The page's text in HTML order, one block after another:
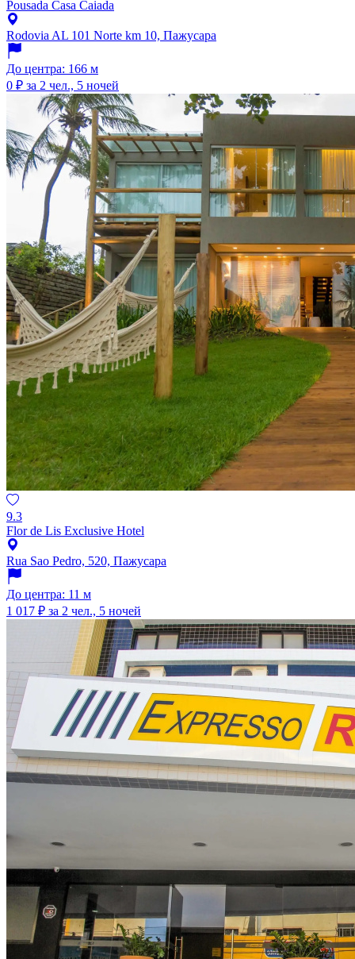
Pousada Casa Caiada
Rodovia AL 101 Norte km 10, Пажусара
До центра: 166 м
0 ₽ за 2 чел., 5 ночей
9.3
Flor de Lis Exclusive Hotel
Rua Sao Pedro, 520, Пажусара
До центра: 11 м
1 017 ₽ за 2 чел., 5 ночей